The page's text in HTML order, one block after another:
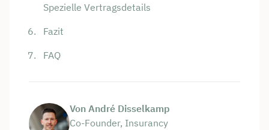
Spezielle Vertragsdetails
Fazit
FAQ
Von André Disselkamp
Co-Founder, Insurancy